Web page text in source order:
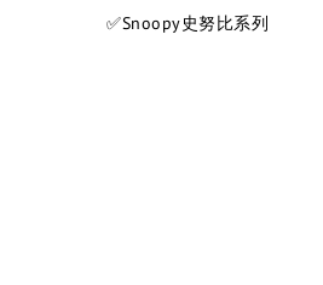
✅Snoopy史努比系列